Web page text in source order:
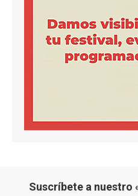
Suscríbete a nuestro